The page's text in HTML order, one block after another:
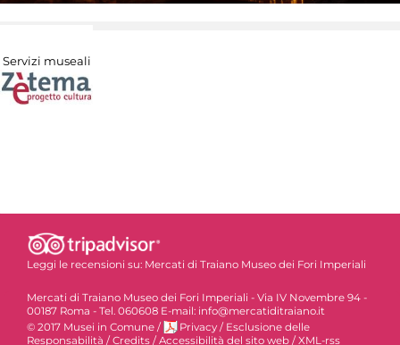
Servizi museali
Leggi le recensioni su: Mercati di Traiano Museo dei Fori Imperiali
Mercati di Traiano Museo dei Fori Imperiali - Via IV Novembre 94 -
00187 Roma - Tel. 060608 E-mail: info@mercatiditraiano.it
© 2017 Musei in Comune / Privacy / Esclusione delle
Responsabilità / Credits / Accessibilità del sito web / XML-rss